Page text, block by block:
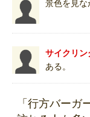
景色を見な
サイクリン
ある。
「行方バーガ